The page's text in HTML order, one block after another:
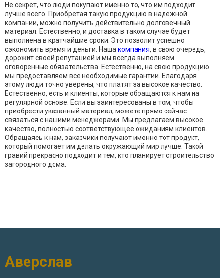
Не секрет, что люди покупают именно то, что им подходит
лучше всего. Приобретая такую продукцию в надежной
компании, можно получить действительно долговечный
материал. Естественно, и доставка в таком случае будет
выполнена в кратчайшие сроки. Это позволит успешно
сэкономить время и деньги. Наша компания, в свою очередь,
дорожит своей репутацией и мы всегда выполняем
оговоренные обязательства. Естественно, на свою продукцию
мы предоставляем все необходимые гарантии. Благодаря
этому люди точно уверены, что платят за высокое качество.
Естественно, есть и клиенты, которые обращаются к нам на
регулярной основе. Если вы заинтересованы в том, чтобы
приобрести указанный материал, можете прямо сейчас
связаться с нашими менеджерами. Мы предлагаем высокое
качество, полностью соответствующее ожиданиям клиентов.
Обращаясь к нам, заказчики получают именно тот продукт,
который помогает им делать окружающий мир лучше. Такой
гравий прекрасно подходит и тем, кто планирует строительство
загородного дома.
Аверслав